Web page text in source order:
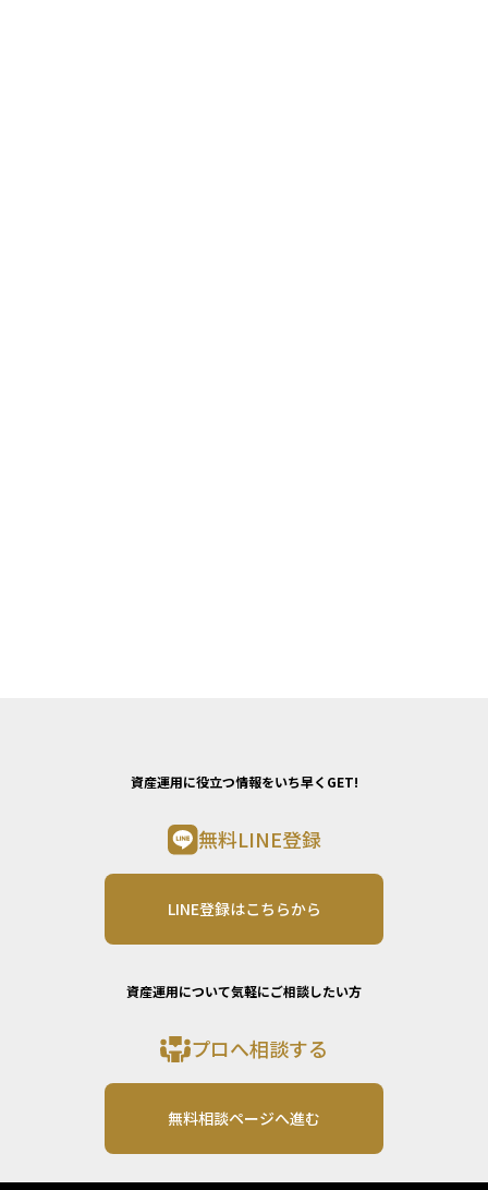
資産運用に役立つ情報をいち早くGET!
無料LINE登録
LINE登録はこちらから
資産運用について気軽にご相談したい方
プロへ相談する
無料相談ページへ進む